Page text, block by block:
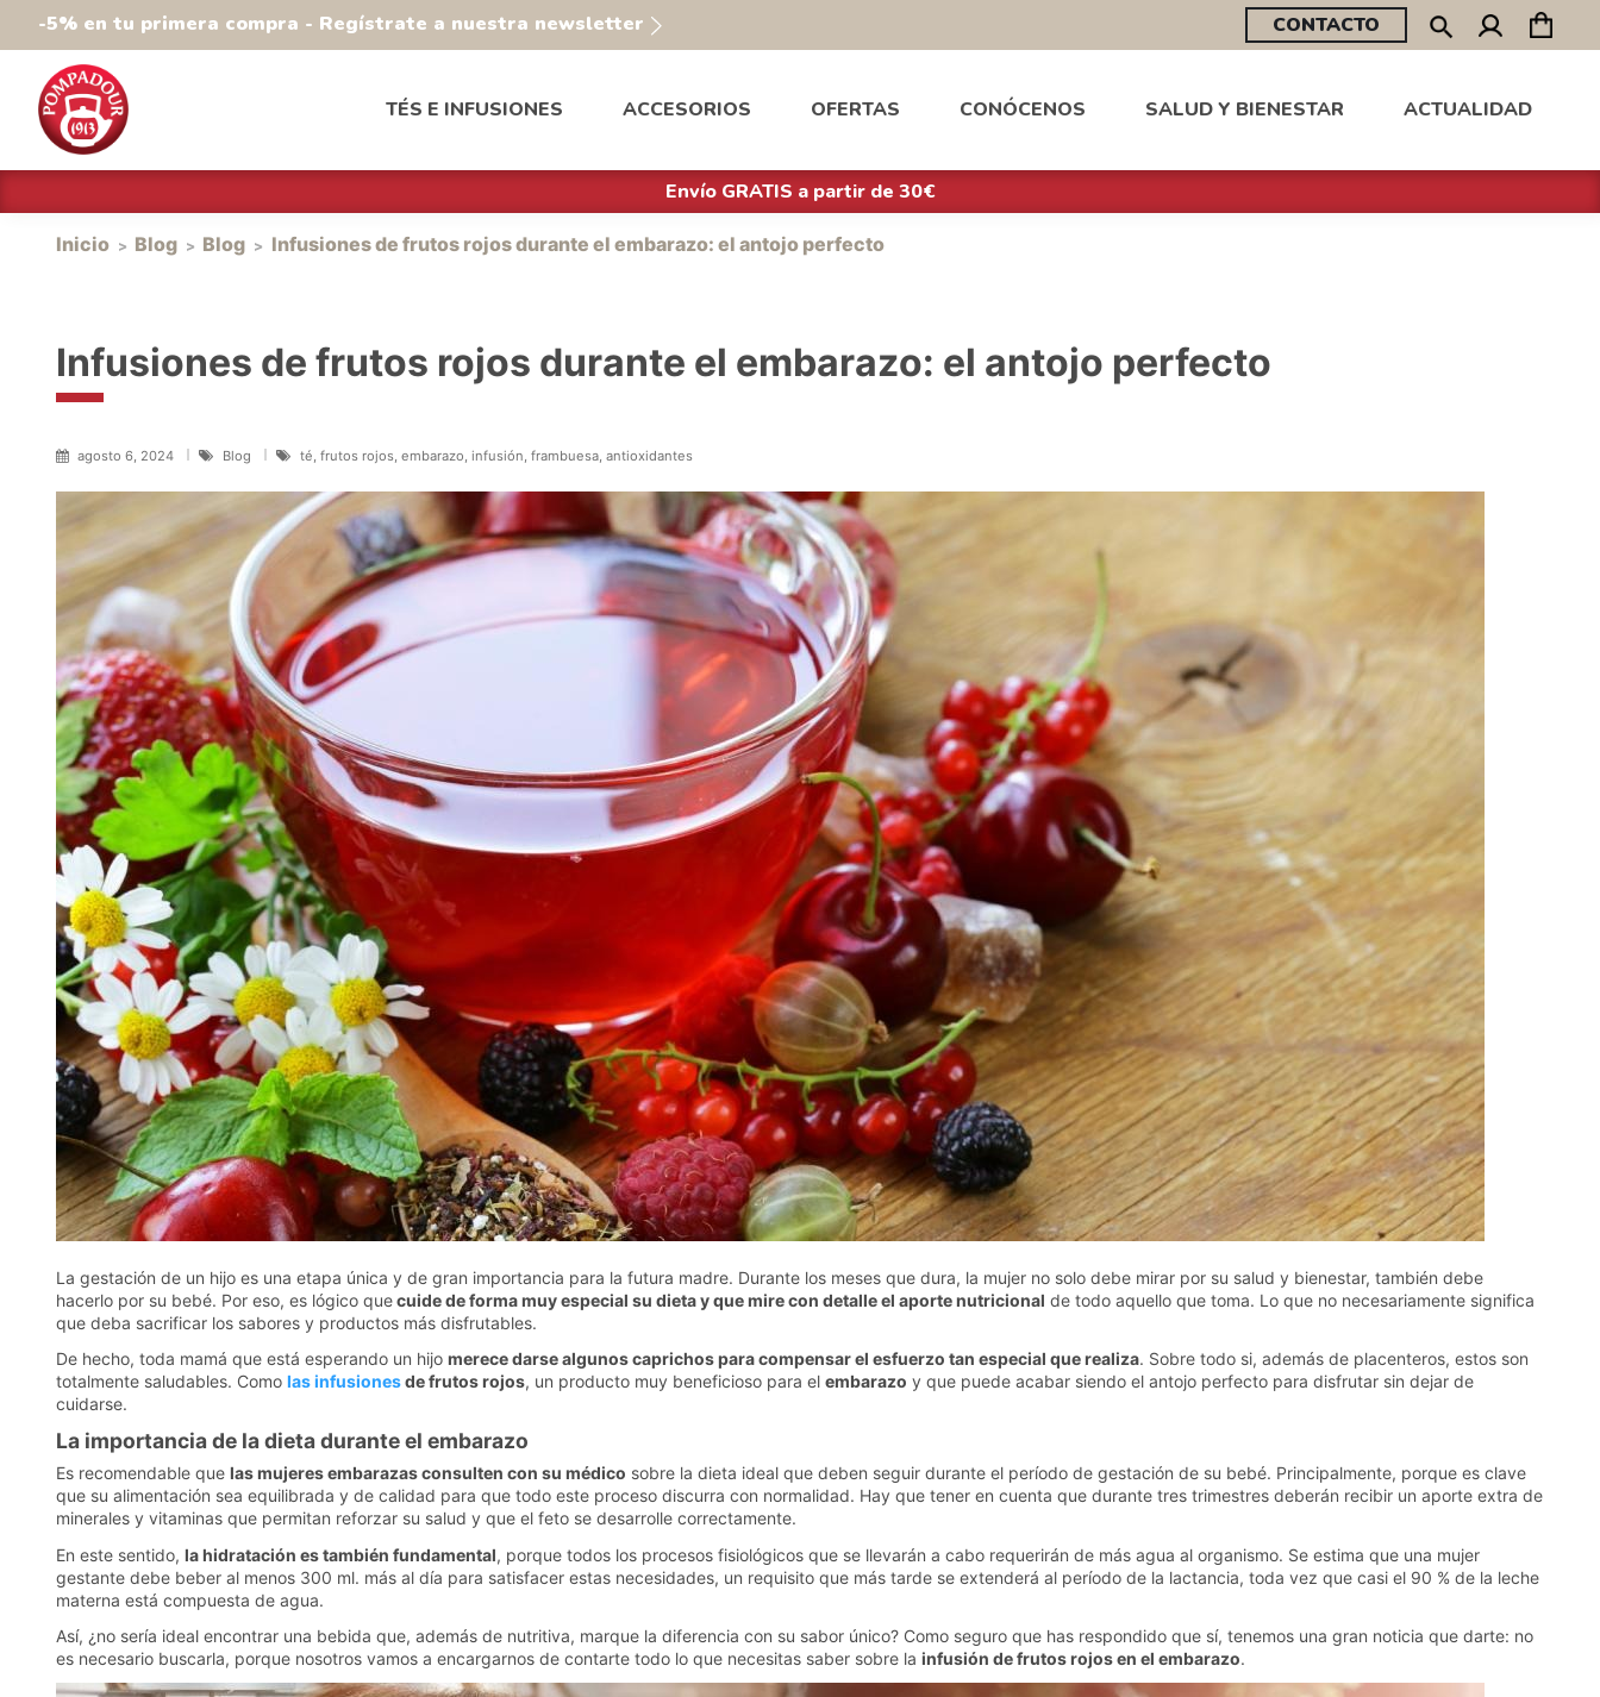
-5% en tu primera compra - Regístrate a nuestra newsletter CONTACTO
TÉS E INFUSIONES ACCESORIOS OFERTAS CONÓCENOS SALUD Y BIENESTAR ACTUALIDAD
Envío GRATIS a partir de 30€
Inicio Blog Blog Infusiones de frutos rojos durante el embarazo: el antojo perfecto
Infusiones de frutos rojos durante el embarazo: el antojo perfecto
agosto 6, 2024 Blog té, frutos rojos, embarazo, infusión, frambuesa, antioxidantes
La gestación de un hijo es una etapa única y de gran importancia para la futura madre. Durante los meses que dura, la mujer no solo debe mirar por su salud y bienestar, también debe
hacerlo por su bebé. Por eso, es lógico quecuide de forma muy especial su dieta y que mire con detalle el aporte nutricional de todo aquello que toma. Lo que no necesariamente significa
que deba sacrificar los sabores y productos más disfrutables.
De hecho, toda mamá que está esperando un hijo merece darse algunos caprichos para compensar el esfuerzo tan especial que realiza. Sobre todo si, además de placenteros, estos son
totalmente saludables. Como las infusionesde frutos rojos, un producto muy beneficioso para el embarazo y que puede acabar siendo el antojo perfecto para disfrutar sin dejar de
cuidarse.
La importancia de la dieta durante el embarazo
Es recomendable que las mujeres embarazas consulten con su médico sobre la dieta ideal que deben seguir durante el período de gestación de su bebé. Principalmente, porque es clave
que su alimentación sea equilibrada y de calidad para que todo este proceso discurra con normalidad. Hay que tener en cuenta que durante tres trimestres deberán recibir un aporte extra de
minerales y vitaminas que permitan reforzar su salud y que el feto se desarrolle correctamente.
En este sentido, la hidratación es también fundamental, porque todos los procesos fisiológicos que se llevarán a cabo requerirán de más agua al organismo. Se estima que una mujer
gestante debe beber al menos 300 ml. más al día para satisfacer estas necesidades, un requisito que más tarde se extenderá al período de la lactancia, toda vez que casi el 90 % de la leche
materna está compuesta de agua.
Así, ¿no sería ideal encontrar una bebida que, además de nutritiva, marque la diferencia con su sabor único? Como seguro que has respondido que sí, tenemos una gran noticia que darte: no
es necesario buscarla, porque nosotros vamos a encargarnos de contarte todo lo que necesitas saber sobre la infusión de frutos rojos en el embarazo.